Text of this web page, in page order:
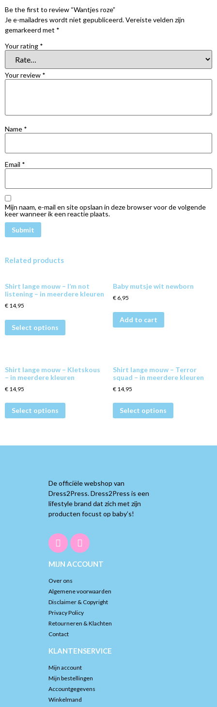
Be the first to review “Wantjes roze”
Je e-mailadres wordt niet gepubliceerd.Vereiste velden zijn
gemarkeerd met *
Your rating *
Your review *
Name *
Email *
Mijn naam, e-mail en site opslaan in deze browser voor de volgende
keer wanneer ik een reactie plaats.
Related products
Shirt lange mouw – I’m not
listening – in meerdere kleuren
€ 14,95
Select options
Baby mutsje wit newborn
€6,95
Add to cart
Shirt lange mouw – Kletskous
– in meerdere kleuren
€ 14,95
Select options
Shirt lange mouw – Terror
squad – in meerdere kleuren
€14,95
Select options
De officiële webshop van
Dress2Press. Dress2Press is een
lifestyle brand dat zich met zijn
producten focust op baby’s!
MIJN ACCOUNT
Over ons
Algemene voorwaarden
Disclaimer & Copyright
Privacy Policy
Retourneren & Klachten
Contact
KLANTENSERVICE
Mijn account
Mijn bestellingen
Accountgegevens
Winkelmand